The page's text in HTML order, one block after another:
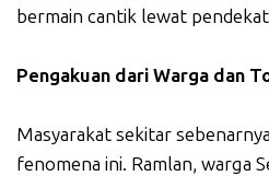
bermain cantik lewat
Pengakuan dari Warga dan
Masyarakat sekitar
fenomena ini. Ramlan, warga